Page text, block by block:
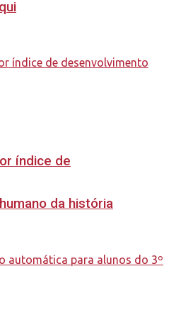
índice de
da história